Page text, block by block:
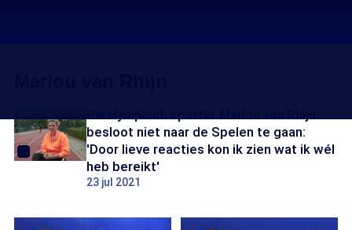
besloot niet naar de Spelen te gaan:
'Door lieve reacties kon ik zien wat ik wél
heb bereikt'
23 jul 2021